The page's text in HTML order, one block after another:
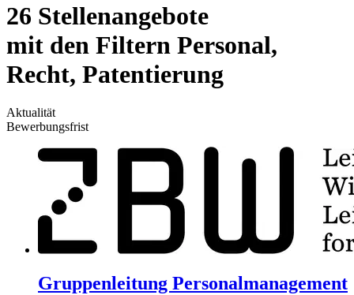
26 Stellenangebote
mit den Filtern Personal,
Recht, Patentierung
Aktualität
Bewerbungsfrist
Gruppenleitung Personalmanagement